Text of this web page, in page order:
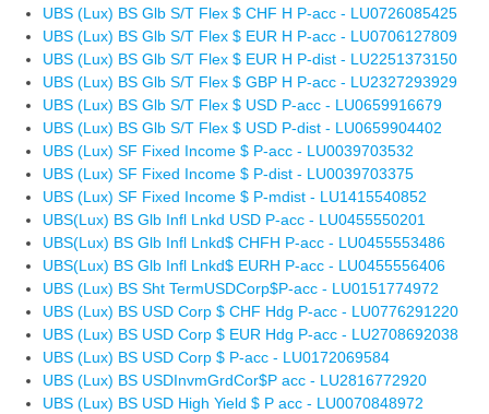
UBS (Lux) BS Glb S/T Flex $ CHF H P-acc - LU0726085425
UBS (Lux) BS Glb S/T Flex $ EUR H P-acc - LU0706127809
UBS (Lux) BS Glb S/T Flex $ EUR H P-dist - LU2251373150
UBS (Lux) BS Glb S/T Flex $ GBP H P-acc - LU2327293929
UBS (Lux) BS Glb S/T Flex $ USD P-acc - LU0659916679
UBS (Lux) BS Glb S/T Flex $ USD P-dist - LU0659904402
UBS (Lux) SF Fixed Income $ P-acc - LU0039703532
UBS (Lux) SF Fixed Income $ P-dist - LU0039703375
UBS (Lux) SF Fixed Income $ P-mdist - LU1415540852
UBS(Lux) BS Glb Infl Lnkd USD P-acc - LU0455550201
UBS(Lux) BS Glb Infl Lnkd$ CHFH P-acc - LU0455553486
UBS(Lux) BS Glb Infl Lnkd$ EURH P-acc - LU0455556406
UBS (Lux) BS Sht TermUSDCorp$P-acc - LU0151774972
UBS (Lux) BS USD Corp $ CHF Hdg P-acc - LU0776291220
UBS (Lux) BS USD Corp $ EUR Hdg P-acc - LU2708692038
UBS (Lux) BS USD Corp $ P-acc - LU0172069584
UBS (Lux) BS USDInvmGrdCor$P acc - LU2816772920
UBS (Lux) BS USD High Yield $ P acc - LU0070848972